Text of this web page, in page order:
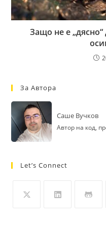
Защо не е
За Автора
Саше Вучков
Автор на код,
Let’s Connect